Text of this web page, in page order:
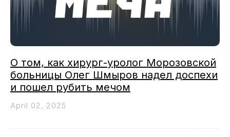
О том, как хирург-уролог Морозовской
больницы Олег Шмыров надел доспехи
и пошел рубить мечом
April 02, 2025